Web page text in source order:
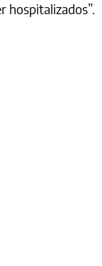
hospitalizados”.